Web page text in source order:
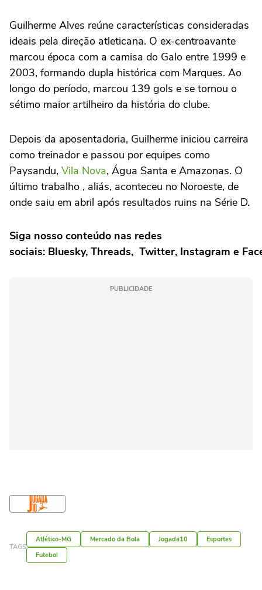
Guilherme Alves reúne características consideradas
ideais pela direção atleticana. O ex-centroavante
marcou época com a camisa do Galo entre 1999 e
2003, formando dupla histórica com Marques. Ao
longo do período, marcou 139 gols e se tornou o
sétimo maior artilheiro da história do clube.
Depois da aposentadoria, Guilherme iniciou carreira
como treinador e passou por equipes como
Paysandu, Vila Nova, Água Santa e Amazonas. O
último trabalho , aliás, aconteceu no Noroeste, de
onde saiu em abril após resultados ruins na Série D.
Siga nosso conteúdo nas redes
sociais: Bluesky, Threads, Twitter, Instagram e
PUBLICIDADE
TAGS
Atlético-MG Mercado da Bola Jogada10
Esportes
Futebol